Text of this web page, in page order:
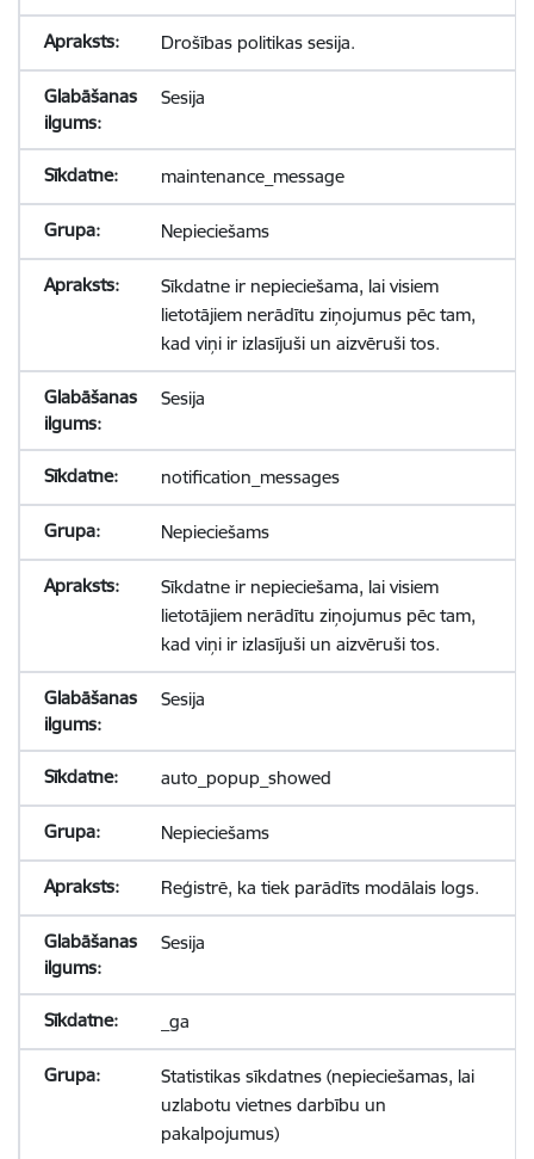
Drošības politikas sesija.
Sesija
maintenance_message
Nepieciešams
Sīkdatne ir nepieciešama, lai visiem
lietotājiem nerādītu ziņojumus pēc tam,
kad viņi ir izlasījuši un aizvēruši tos.
Sesija
notification_messages
Nepieciešams
Sīkdatne ir nepieciešama, lai visiem
lietotājiem nerādītu ziņojumus pēc tam,
kad viņi ir izlasījuši un aizvēruši tos.
Sesija
auto_popup_showed
Nepieciešams
Reģistrē, ka tiek parādīts modālais logs.
Sesija
_ga
Statistikas sīkdatnes (nepieciešamas, lai
uzlabotu vietnes darbību un
pakalpojumus)